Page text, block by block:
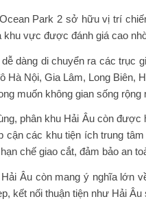
Park 2 sở hữu vị trí
vực được đánh giá cao
dàng di chuyển ra các trục
Hà Nội, Gia Lâm, Long Biên,
muốn không gian sống rộng
phân khu Hải Âu còn
cận các khu tiện ích trung
chế giao cắt, đảm bảo an
Âu còn mang ý nghĩa lớn
kết nối thuận tiện như Hải